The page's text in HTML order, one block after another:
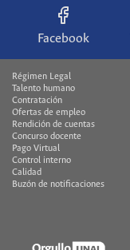
Facebook
Régimen Legal
Talento humano
Contratación
Ofertas de empleo
Rendición de cuentas
Concurso docente
Pago Virtual
Control interno
Calidad
Buzón de notificaciones